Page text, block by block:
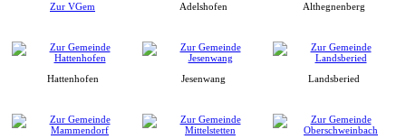
Zur VGem Adelshofen Althegnenberg
Hattenhofen Jesenwang Landsberied